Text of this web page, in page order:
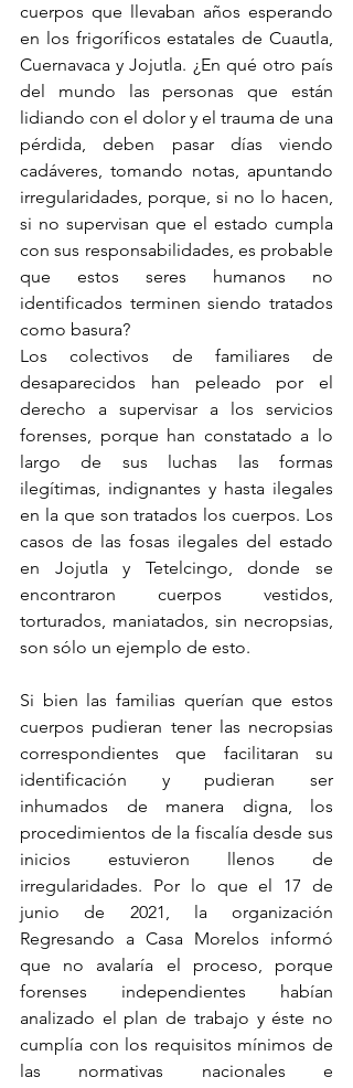
cuerpos que llevaban años esperando
en los frigoríficos estatales de Cuautla,
Cuernavaca y Jojutla. ¿En qué otro país
del mundo las personas que están
lidiando con el dolor y el trauma de una
pérdida, deben pasar días viendo
cadáveres, tomando notas, apuntando
irregularidades, porque, si no lo hacen,
si no supervisan que el estado cumpla
con sus responsabilidades, es probable
que estos seres humanos no
identificados terminen siendo tratados
como basura?
Los colectivos de familiares de
desaparecidos han peleado por el
derecho a supervisar a los servicios
forenses, porque han constatado a lo
largo de sus luchas las formas
ilegítimas, indignantes y hasta ilegales
en la que son tratados los cuerpos. Los
casos de las fosas ilegales del estado
en Jojutla y Tetelcingo, donde se
encontraron cuerpos vestidos,
torturados, maniatados, sin necropsias,
son sólo un ejemplo de esto.
Si bien las familias querían que estos
cuerpos pudieran tener las necropsias
correspondientes que facilitaran su
identificación y pudieran ser
inhumados de manera digna, los
procedimientos de la fiscalía desde sus
inicios estuvieron llenos de
irregularidades. Por lo que el 17 de
junio de 2021, la organización
Regresando a Casa Morelos informó
que no avalaría el proceso, porque
forenses independientes habían
analizado el plan de trabajo y éste no
cumplía con los requisitos mínimos de
las normativas nacionales e